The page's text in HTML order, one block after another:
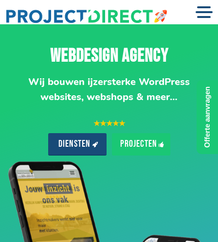
WEBDESIGN AGENCY
Wij bouwen ijzersterke WordPress
websites, webshops & meer…
★★★★★
Diensten Projecten Offerte aanvragen